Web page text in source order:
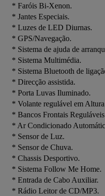
* Faróis Bi-Xenon.
* Jantes Especiais.
* Luzes de LED Diurnas.
* GPS/Navegação.
* Sistema de ajuda de
* Sistema Multimédia.
* Sistema Bluetooth de
* Direcção assistida.
* Porta Luvas Iluminado.
* Volante regulável em
* Bancos Frontais
* Ar Condicionado
* Sensor de Luz.
* Sensor de Chuva.
* Chassis Desportivo.
* Sistema Follow Me Home.
* Entrada de Cabo Auxiliar.
* Rádio Leitor de CD/MP3.